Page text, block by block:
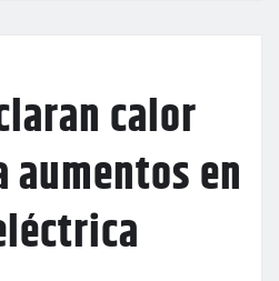
calor
en